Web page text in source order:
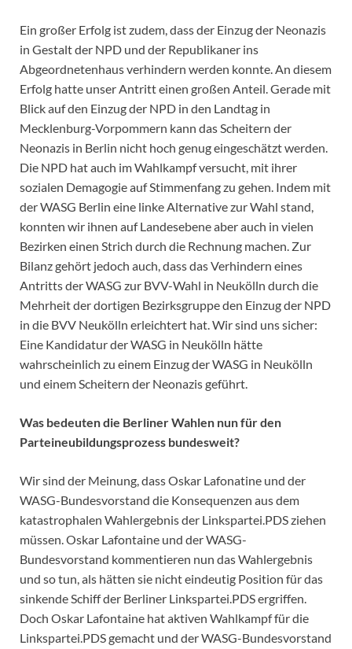
Ein großer Erfolg ist zudem, dass der Einzug der Neonazis
in Gestalt der NPD und der Republikaner ins
Abgeordnetenhaus verhindern werden konnte. An diesem
Erfolg hatte unser Antritt einen großen Anteil. Gerade mit
Blick auf den Einzug der NPD in den Landtag in
Mecklenburg-Vorpommern kann das Scheitern der
Neonazis in Berlin nicht hoch genug eingeschätzt werden.
Die NPD hat auch im Wahlkampf versucht, mit ihrer
sozialen Demagogie auf Stimmenfang zu gehen. Indem mit
der WASG Berlin eine linke Alternative zur Wahl stand,
konnten wir ihnen auf Landesebene aber auch in vielen
Bezirken einen Strich durch die Rechnung machen. Zur
Bilanz gehört jedoch auch, dass das Verhindern eines
Antritts der WASG zur BVV-Wahl in Neukölln durch die
Mehrheit der dortigen Bezirksgruppe den Einzug der NPD
in die BVV Neukölln erleichtert hat. Wir sind uns sicher:
Eine Kandidatur der WASG in Neukölln hätte
wahrscheinlich zu einem Einzug der WASG in Neukölln
und einem Scheitern der Neonazis geführt.
Was bedeuten die Berliner Wahlen nun für den
Parteineubildungsprozess bundesweit?
Wir sind der Meinung, dass Oskar Lafonatine und der
WASG-Bundesvorstand die Konsequenzen aus dem
katastrophalen Wahlergebnis der Linkspartei.PDS ziehen
müssen. Oskar Lafontaine und der WASG-
Bundesvorstand kommentieren nun das Wahlergebnis
und so tun, als hätten sie nicht eindeutig Position für das
sinkende Schiff der Berliner Linkspartei.PDS ergriffen.
Doch Oskar Lafontaine hat aktiven Wahlkampf für die
Linkspartei.PDS gemacht und der WASG-Bundesvorstand